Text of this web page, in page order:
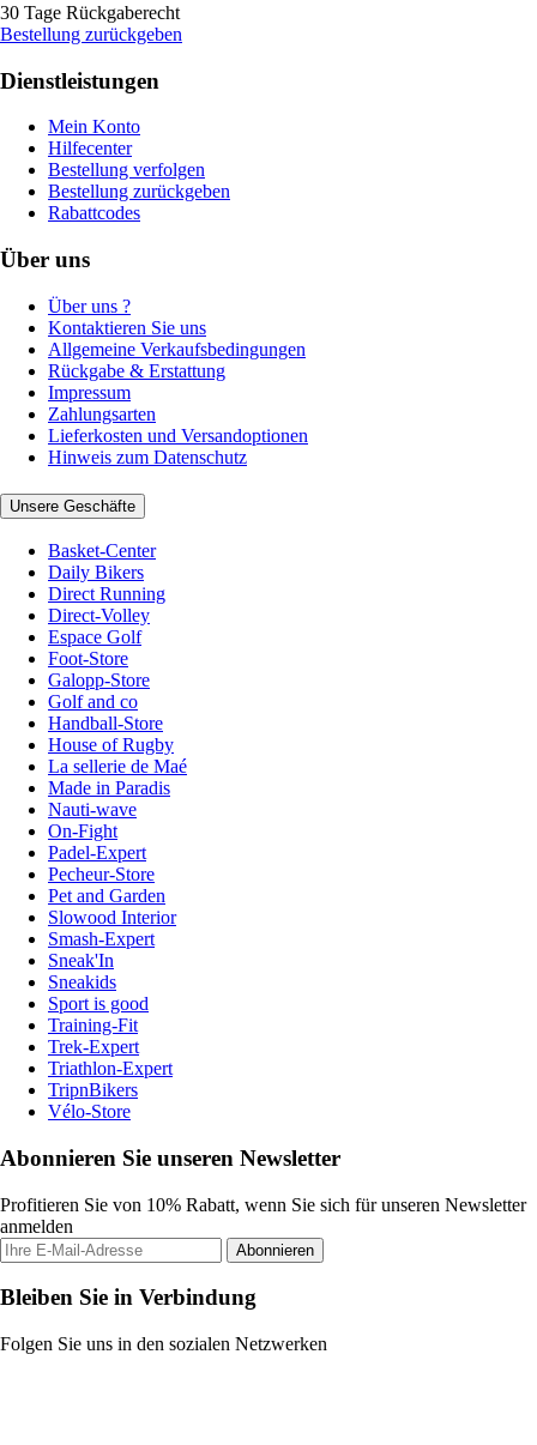
30 Tage Rückgaberecht
Bestellung zurückgeben
Dienstleistungen
Mein Konto
Hilfecenter
Bestellung verfolgen
Bestellung zurückgeben
Rabattcodes
Über uns
Über uns ?
Kontaktieren Sie uns
Allgemeine Verkaufsbedingungen
Rückgabe & Erstattung
Impressum
Zahlungsarten
Lieferkosten und Versandoptionen
Hinweis zum Datenschutz
Unsere Geschäfte
Basket-Center
Daily Bikers
Direct Running
Direct-Volley
Espace Golf
Foot-Store
Galopp-Store
Golf and co
Handball-Store
House of Rugby
La sellerie de Maé
Made in Paradis
Nauti-wave
On-Fight
Padel-Expert
Pecheur-Store
Pet and Garden
Slowood Interior
Smash-Expert
Sneak'In
Sneakids
Sport is good
Training-Fit
Trek-Expert
Triathlon-Expert
TripnBikers
Vélo-Store
Abonnieren Sie unseren Newsletter
Profitieren Sie von 10% Rabatt, wenn Sie sich für unseren Newsletter
anmelden
Abonnieren
Bleiben Sie in Verbindung
Folgen Sie uns in den sozialen Netzwerken